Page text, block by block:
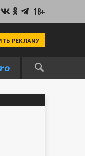
18+
РЕКЛАМУ